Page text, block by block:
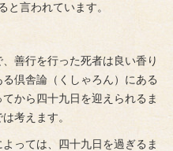
と言われています。
善行を行った死者は良い香り
倶舎論（くしゃろん）にある
から四十九日を迎えられるま
考えます。
っては、四十九日を過ぎるま